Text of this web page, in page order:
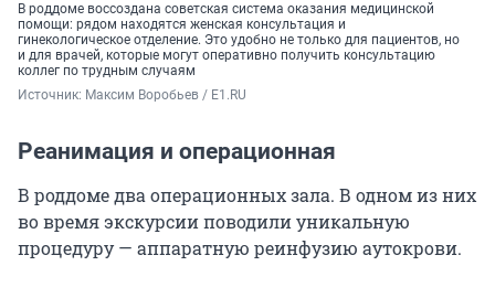
В роддоме воссоздана советская система оказания медицинской
помощи: рядом находятся женская консультация и
гинекологическое отделение. Это удобно не только для пациентов, но
и для врачей, которые могут оперативно получить консультацию
коллег по трудным случаям
Источник: Максим Воробьев / E1.RU
Реанимация и операционная
В роддоме два операционных зала. В одном из них
во время экскурсии поводили уникальную
процедуру — аппаратную реинфузию аутокрови.